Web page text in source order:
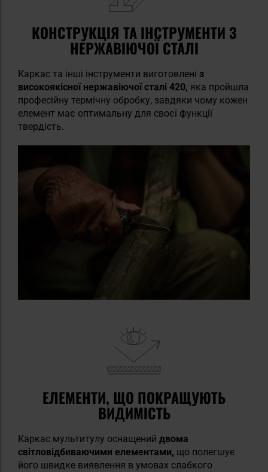
КОНСТРУКЦІЯ ТА ІНСТРУМЕНТИ З
НЕРЖАВІЮЧОЇ СТАЛІ
Каркас та інші інструменти виготовлені з
високоякісної нержавіючої сталі 420, яка пройшла
професійну термічну обробку, завдяки чому кожен
елемент має оптимальну для своєї функції
твердість.
ЕЛЕМЕНТИ, ЩО ПОКРАЩУЮТЬ
ВИДИМІСТЬ
Каркас мультитулу оснащений двома
світловідбиваючими елементами, що полегшує
його швидке виявлення в умовах слабкого